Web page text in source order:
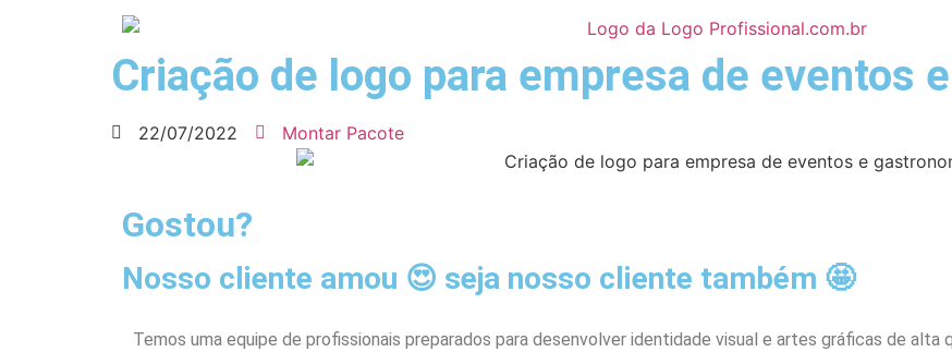
Criação de logo para empresa de eventos
22/07/2022 Montar Pacote
Gostou?
Nosso cliente amou 😍 seja nosso cliente também 🤩
Temos uma equipe de profissionais preparados para desenvolver identidade visual e artes gráficas de